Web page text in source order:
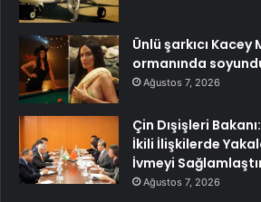
Ünlü şarkıcı
ormanında
Ağustos 7, 2026
Çin Dışişleri
İkili İlişkilerde
İvmeyi
Ağustos 7, 2026